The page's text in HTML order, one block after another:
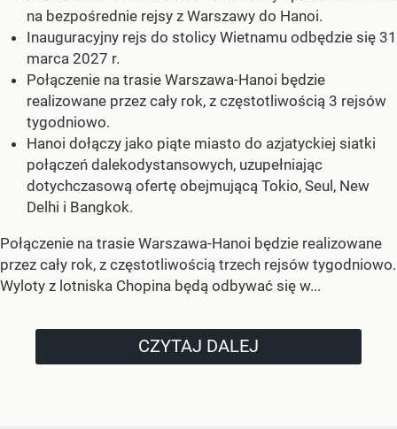
na bezpośrednie rejsy z Warszawy do Hanoi.
Inauguracyjny rejs do stolicy Wietnamu odbędzie się 31
marca 2027 r.
Połączenie na trasie Warszawa-Hanoi będzie
realizowane przez cały rok, z częstotliwością 3 rejsów
tygodniowo.
Hanoi dołączy jako piąte miasto do azjatyckiej siatki
połączeń dalekodystansowych, uzupełniając
dotychczasową ofertę obejmującą Tokio, Seul, New
Delhi i Bangkok.
Połączenie na trasie Warszawa-Hanoi będzie realizowane
przez cały rok, z częstotliwością trzech rejsów tygodniowo.
Wyloty z lotniska Chopina będą odbywać się w...
CZYTAJ DALEJ